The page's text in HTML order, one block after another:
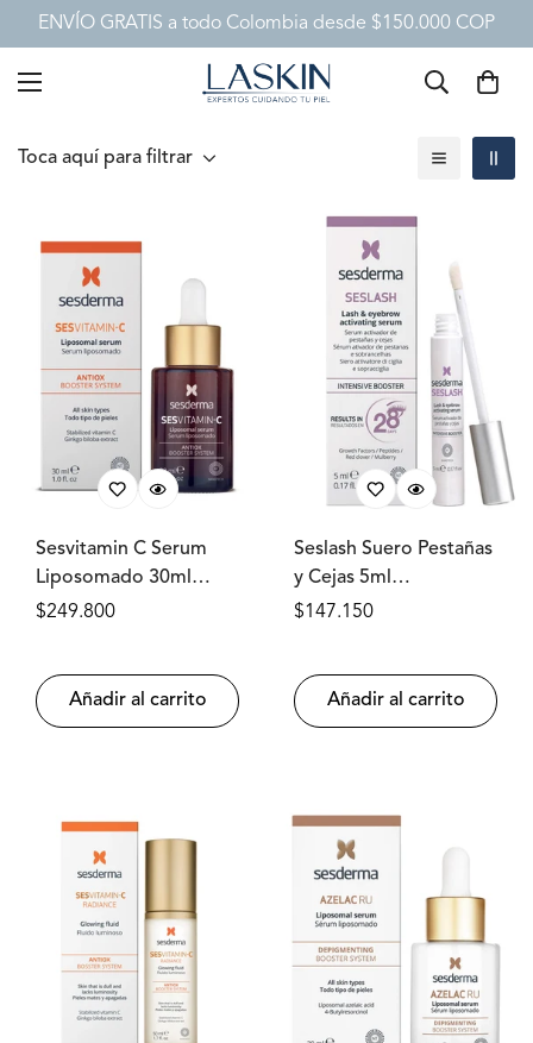
ENVÍO GRATIS a todo Colombia desde $150.000 COP
Toca aquí para filtrar
Sesvitamin C Serum
Liposomado 30ml
SESDERMA®
Precio
$249.800
Añadir al carrito
Seslash Suero Pestañas
y Cejas 5ml
SESDERMA®
Precio
$147.150
Añadir al carrito